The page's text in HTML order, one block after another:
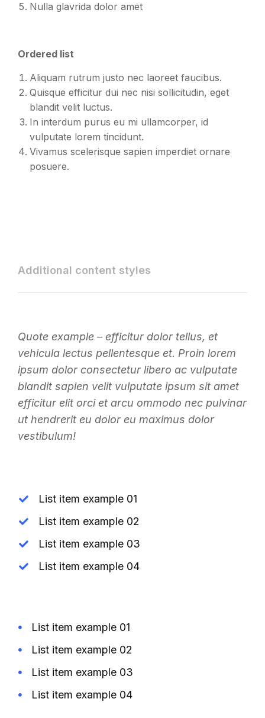
Nulla glavrida dolor amet
Ordered list
Aliquam rutrum justo nec laoreet faucibus.
Quisque efficitur dui nec nisi sollicitudin, eget
blandit velit luctus.
In interdum purus eu mi ullamcorper, id
vulputate lorem tincidunt.
Vivamus scelerisque sapien imperdiet ornare
posuere.
Additional content styles
Quote example – efficitur dolor tellus, et
vehicula lectus pellentesque et. Proin lorem
ipsum dolor consectetur libero ac vulputate
blandit sapien velit vulputate ipsum sit amet
efficitur elit orci et arcu ommodo nec pulvinar
ut hendrerit eu dolor eu maximus dolor
vestibulum!
List item example 01
List item example 02
List item example 03
List item example 04
List item example 01
List item example 02
List item example 03
List item example 04